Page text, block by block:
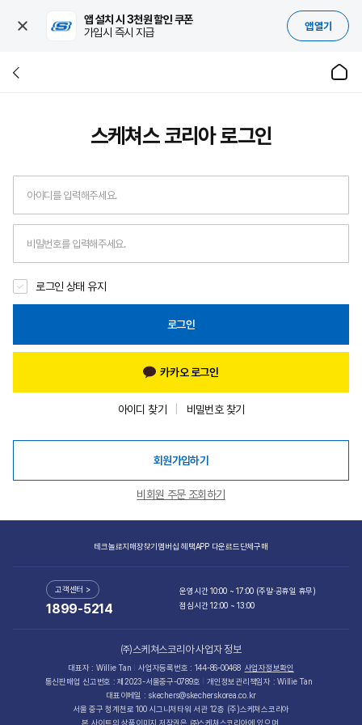
앱 설치 시 3천원 할인 쿠폰
가입시 즉시 지급
앱 열기
스케쳐스 코리아로그인
로그인 상태 유지
로그인
카카오 로그인
아이디 찾기 비밀번호 찾기
회원가입하기
비회원 주문 조회하기
㈜스케쳐스코리아 사업자 정보
대표자 : Willie Tan 사업자등록번호 : 144-86-00468 사업자정보확인
통신판매업 신고번호 : 제2023-서울중구-0789호
개인정보관리책임자 : Willie Tan
대표이메일 : skechers@skecherskorea.co.kr
서울 중구 청계천로 100 시그니처타워 서관 12층 (주)스케쳐스코리아
본 사이트의 상품이미지 저작권은 ㈜스케쳐스코리아에 있으며,
테크놀로지매장찾기멤버십 혜택APP 다운로드단체구매
고객센터 >
1899-5214
운영시간 10:00 ~ 17:00 (주말·공휴일 휴무)
점심시간 12:00 ~ 13:00